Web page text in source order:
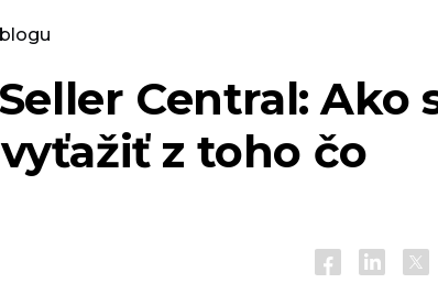
Central: Ako
z toho čo